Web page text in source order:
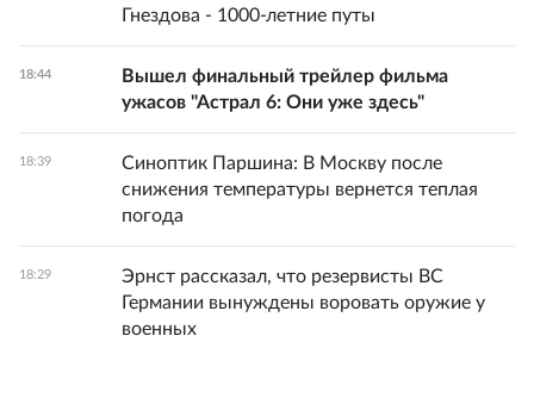
Гнездова - 1000-летние путы
18:44
Вышел финальный трейлер фильма
ужасов "Астрал 6: Они уже здесь"
18:39
Синоптик Паршина: В Москву после
снижения температуры вернется теплая
погода
18:29
Эрнст рассказал, что резервисты ВС
Германии вынуждены воровать оружие у
военных